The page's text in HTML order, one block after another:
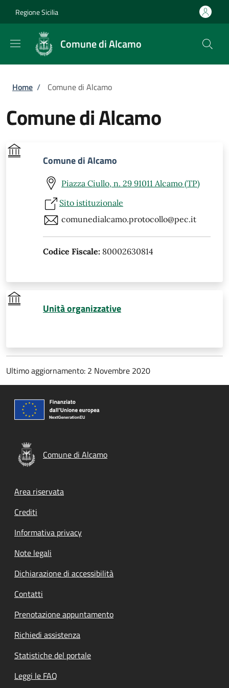
Regione Sicilia
Comune di Alcamo
Briciole di pane
Home / Comune di Alcamo
Comune di Alcamo
Comune di Alcamo
Piazza Ciullo, n. 29 91011 Alcamo (TP)
Sito istituzionale
comunedialcamo.protocollo@pec.it
Codice Fiscale: 80002630814
Unità organizzative
Ultimo aggiornamento: 2 Novembre 2020
Comune di Alcamo
Footer menu
Area riservata
Crediti
Informativa privacy
Note legali
Dichiarazione di accessibilità
Contatti
Prenotazione appuntamento
Richiedi assistenza
Statistiche del portale
Leggi le FAQ